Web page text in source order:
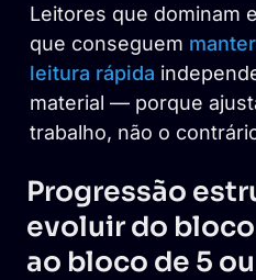
Leitores que dominam
que conseguem
leitura rápida
material — porque
trabalho, não o
Progressão
evoluir do
ao bloco de 5